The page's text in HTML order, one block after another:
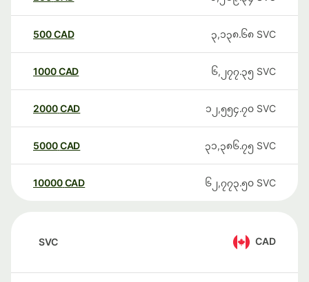
500CAD ၃,၁၃၈.၆၈ SVC
1000CAD ၆,၂၇၇.၃၅ SVC
2000CAD ၁၂,၅၅၄.၇၀ SVC
5000CAD ၃၁,၃၈၆.၇၅ SVC
10000 CAD ၆၂,၇၇၃.၅၀ SVC
SVC CAD